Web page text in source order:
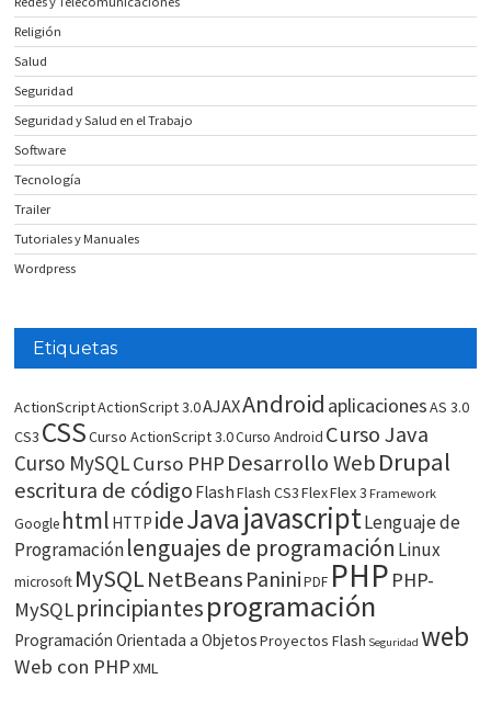
Religión
Salud
Seguridad
Seguridad y Salud en el Trabajo
Software
Tecnología
Trailer
Tutoriales y Manuales
Wordpress
Etiquetas
ActionScriptActionScript 3.0AJAXAndroid aplicacionesAS 3.0
CS3 CSSCurso ActionScript 3.0Curso Android Curso Java
Curso MySQLCurso PHP Desarrollo WebDrupal
escritura de código FlashFlash CS3FlexFlex 3 Framework
Google html HTTP ideJavajavascriptLenguaje de
Programaciónlenguajes de programación Linux
microsoft MySQLNetBeans Panini PDF PHP PHP-
MySQLprincipiantesprogramación
Programación Orientada a ObjetosProyectos Flash Seguridad web
Web con PHPXML